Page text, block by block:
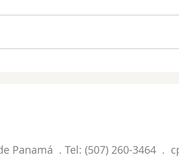
Panamá . Tel: (507) 260-3464 .